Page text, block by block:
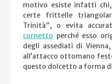
motivo esiste infatti
certe frittelle
Trinità”, o evita
cornetto perché esso
degli assediati di
all’attacco ottomano
questo dolcetto a forma